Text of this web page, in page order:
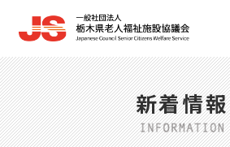
新着情報